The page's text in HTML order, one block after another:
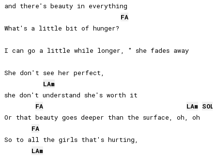
and there's beauty in everything
FA
What's a little bit of hunger?
I can go a little while longer, " she fades away
She don't see her perfect,
LAm
she don't understand she's worth it
FA
LAm SOL
Or that beauty goes deeper than the surface, oh, oh
FA
So to all the girls that's hurting,
LAm